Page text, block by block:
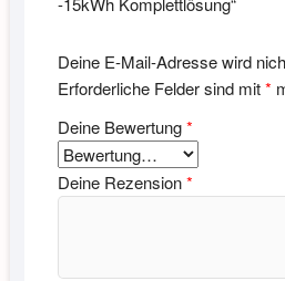
Deine E-Mail-Adresse wird
Erforderliche Felder sind mit*
Deine Bewertung*
Deine Rezension*